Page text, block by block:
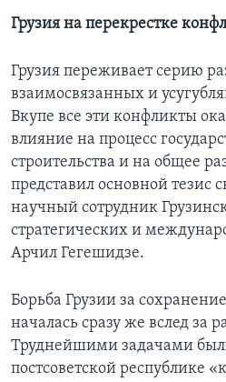
Грузия на перекрестке
Грузия переживает серию
взаимосвязанных и
Вкупе все эти конфликты
влияние на процесс
строительства и на общее
представил основной тезис
научный сотрудник
стратегических и
Арчил Гегешидзе.
Борьба Грузии за
началась сразу же вслед за
Труднейшими задачами
постсоветской республике